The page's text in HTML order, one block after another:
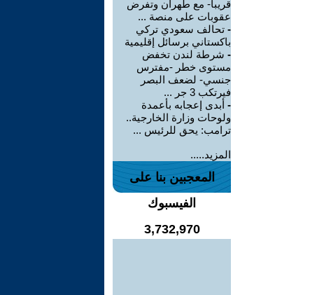
قريباً- مع طهران وتفرض
عقوبات على منصة ...
- تحالف سعودي تركي
باكستاني برسائل إقليمية
- شرطة لندن تخفض
مستوى خطر -مفترس
جنسي- لضعف البصر
فيرتكب 3 جر ...
- أبدى إعجابه بأعمدة
ولوحات وزارة الخارجية..
ترامب: يحق للرئيس ...
المزيد.....
المعجبين بنا على
الفيسبوك
3,732,970